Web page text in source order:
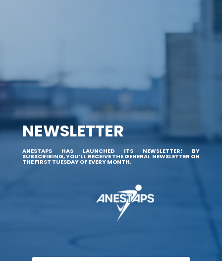
NEWSLETTER
ANESTAPS HAS LAUNCHED ITS NEWSLETTER! BY
SUBSCRIBING, YOU’LL RECEIVE THE GENERAL NEWSLETTER ON
THE FIRST TUESDAY OF EVERY MONTH.